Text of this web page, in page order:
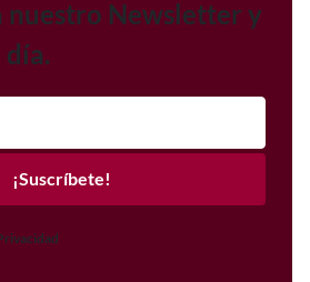
nuestro Newsletter y
¡Suscríbete!